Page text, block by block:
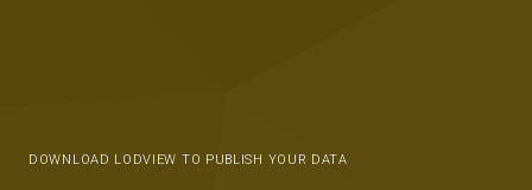
DOWNLOAD LODVIEW TO PUBLISH YOUR DATA